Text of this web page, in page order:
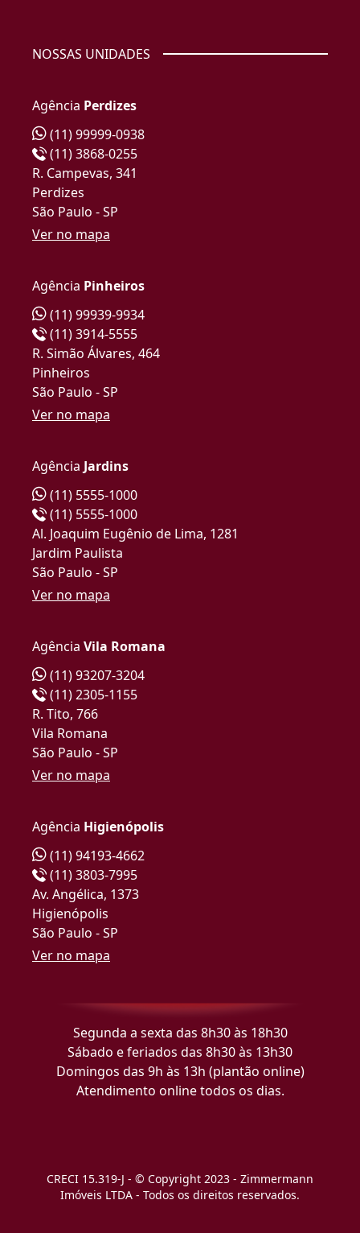
NOSSAS UNIDADES
Agência Perdizes
(11) 99999-0938
(11) 3868-0255
R. Campevas, 341
Perdizes
São Paulo - SP
Ver no mapa
Agência Pinheiros
(11) 99939-9934
(11) 3914-5555
R. Simão Álvares, 464
Pinheiros
São Paulo - SP
Ver no mapa
Agência Jardins
(11) 5555-1000
(11) 5555-1000
Al. Joaquim Eugênio de Lima, 1281
Jardim Paulista
São Paulo - SP
Ver no mapa
Agência Vila Romana
(11) 93207-3204
(11) 2305-1155
R. Tito, 766
Vila Romana
São Paulo - SP
Ver no mapa
Agência Higienópolis
(11) 94193-4662
(11) 3803-7995
Av. Angélica, 1373
Higienópolis
São Paulo - SP
Ver no mapa
Segunda a sexta das 8h30 às 18h30
Sábado e feriados das 8h30 às 13h30
Domingos das 9h às 13h (plantão online)
Atendimento online todos os dias.
CRECI 15.319-J - © Copyright 2023 - Zimmermann
Imóveis LTDA - Todos os direitos reservados.